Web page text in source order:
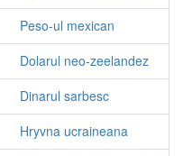
Peso-ul mexican
Dolarul neo-zeelandez
Dinarul sarbesc
Hryvna ucraineana